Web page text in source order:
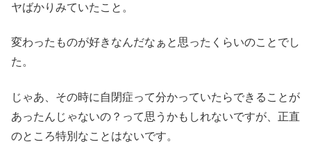
ヤばかりみていたこと。
変わったものが好きなんだなぁと思ったくらいのことでし
た。
じゃあ、その時に自閉症って分かっていたらできることが
あったんじゃないの？って思うかもしれないですが、正直
のところ特別なことはないです。